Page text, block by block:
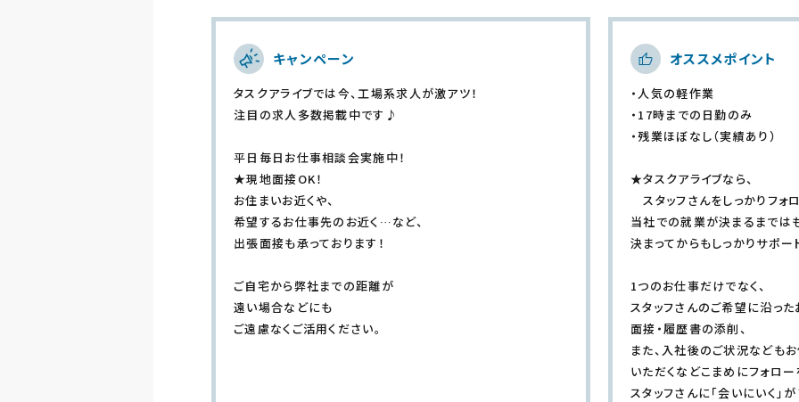
キャンペーン
タスクアライブでは今、工場系求人が激アツ！
注目の求人多数掲載中です♪
平日毎日お仕事相談会実施中！
★現地面接OK！
お住まいお近くや、
希望するお仕事先のお近く…など、
出張面接も承っております！
ご自宅から弊社までの距離が
遠い場合などにも
ご遠慮なくご活用ください。
オススメポイント
・人気の軽作業
・17時までの日勤のみ
・残業ほぼなし（実績あり）
★タスクアライブなら、
スタッフさんをしっかりフォ
当社での就業が決まるまでは
決まってからもしっかりサポー
1つのお仕事だけでなく、
スタッフさんのご希望に沿っ
面接・履歴書の添削、
また、入社後のご状況なども
いただくなどこまめにフォロ
スタッフさんに「会いにいく」